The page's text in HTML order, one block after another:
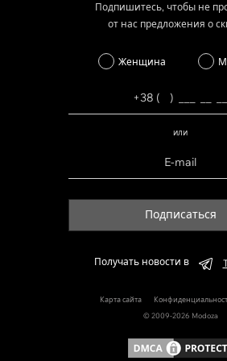
Подпишитесь, чтобы не
от нас предложения о
Женщина
или
Подписаться
Получать новости в
Карта сайта
© 2009-2026 Modoza